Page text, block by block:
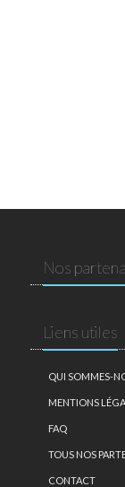
Nos
Liens utiles
QUI SOMMES-
MENTIONS
FAQ
TOUS NOS
CONTACT